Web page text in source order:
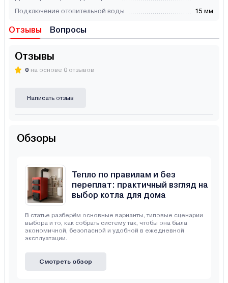
Подключение отопительной воды
15 мм
Отзывы Вопросы
Отзывы
0 на основе 0 отзывов
Написать отзыв
Обзоры
Тепло по правилам и без
переплат: практичный взгляд на
выбор котла для дома
В статье разберём основные варианты, типовые сценарии
выбора и то, как собрать систему так, чтобы она была
экономичной, безопасной и удобной в ежедневной
эксплуатации.
Смотреть обзор